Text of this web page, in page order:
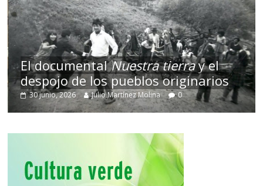
El documentalNuestra tierray el
despojo de los pueblos originarios
30 junio, 2026 Julio Martínez Molina 0